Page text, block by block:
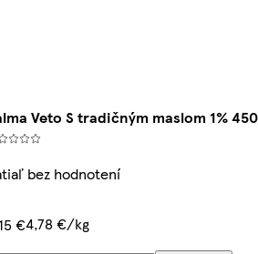
Veto S tradičným maslom 1%
bez hodnotení
€4,78 €/kg